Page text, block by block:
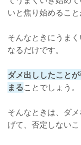
いと焦り始めること
そんなときにうま
なるだけです。
ダメ出ししたこと
まることでしょう。
そんなときは、ダ
げて、否定しないこ